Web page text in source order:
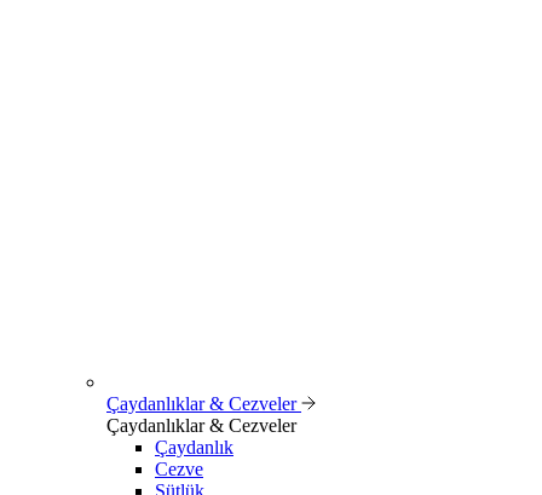
Çaydanlıklar & Cezveler
Çaydanlıklar & Cezveler
Çaydanlık
Cezve
Sütlük